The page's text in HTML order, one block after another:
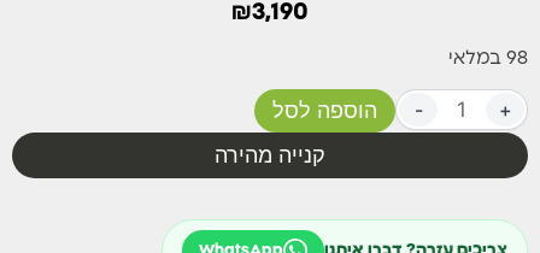
מתאימה לאירוח נינוח, לשימוש יומיומי או לערבי קיץ נעימים
בחוץ.
₪3,190
98 במלאי
- +
הוספה לסל
קנייה מהירה